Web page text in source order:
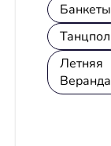
Банкеты
Танцпол
Летняя
Веранда